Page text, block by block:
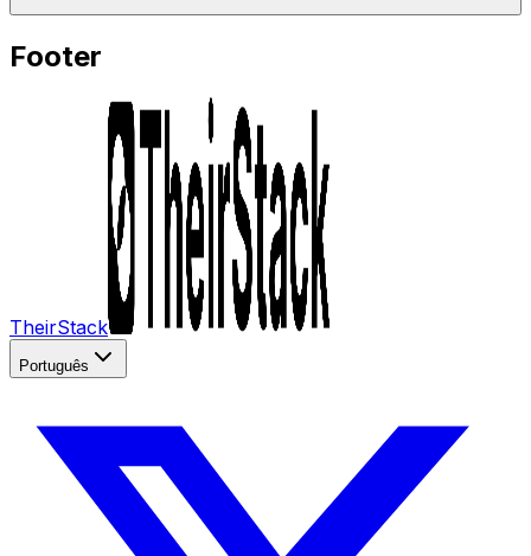
Footer
TheirStack
Português